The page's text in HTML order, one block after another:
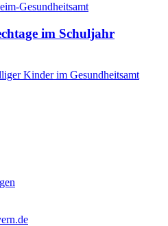
Gesundheitsamt
im Schuljahr
Kinder im Gesundheitsamt